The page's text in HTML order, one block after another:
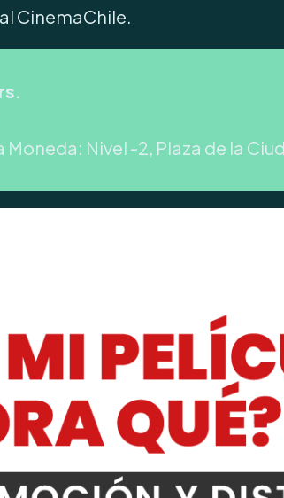
CinemaChile.
Nivel -2, Plaza de la